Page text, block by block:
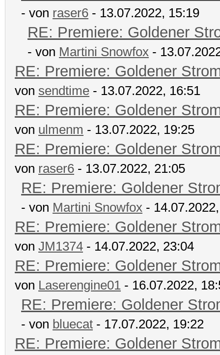
- von raser6 - 13.07.2022, 15:19
RE: Premiere: Goldener
- von Martini Snowfox -
RE: Premiere: Goldener
von sendtime - 13.07.2022, 16:51
RE: Premiere: Goldener
von ulmenm - 13.07.2022, 19:25
RE: Premiere: Goldener
von raser6 - 13.07.2022, 21:05
RE: Premiere: Goldener
- von Martini Snowfox -
RE: Premiere: Goldener
von JM1374 - 14.07.2022, 23:04
RE: Premiere: Goldener
von Laserengine01 - 16.07.2022,
RE: Premiere: Goldener
- von bluecat - 17.07.2022, 19:22
RE: Premiere: Goldener